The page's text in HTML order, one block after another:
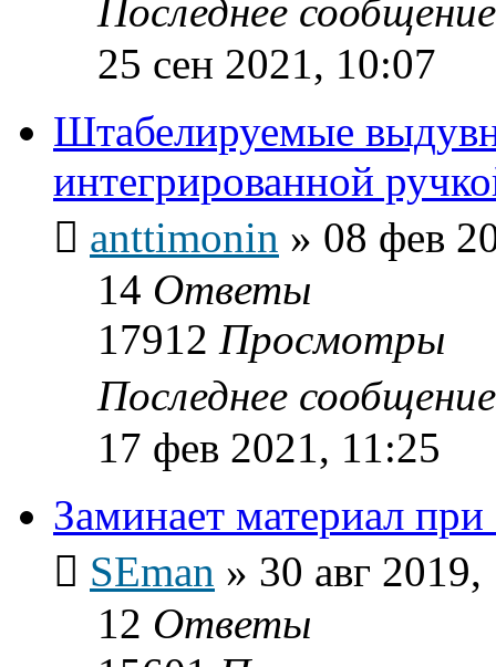
Последнее
25 сен 2021, 10:07
Штабелируемые
интегрированной
anttimonin » 08 фев
14 Ответы
17912 Просмотры
Последнее
17 фев 2021, 11:25
Заминает материал при
SEman » 30 авг
12 Ответы